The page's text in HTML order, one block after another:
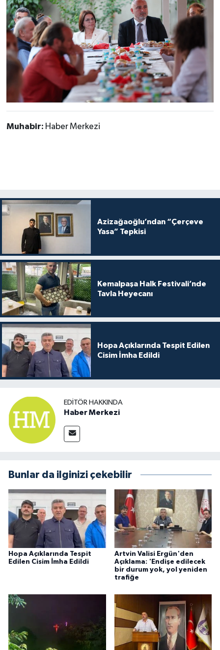
Muhabir: Haber Merkezi
Azizağaoğlu’ndan “Çerçeve
Yasa” Tepkisi
Kemalpaşa Halk Festivali’nde
Tavla Heyecanı
Hopa Açıklarında Tespit Edilen
Cisim İmha Edildi
EDITÖR HAKKINDA
Haber Merkezi
Bunlar da ilginizi çekebilir
Hopa Açıklarında Tespit
Edilen Cisim İmha Edildi
Artvin Valisi Ergün'den
Açıklama: 'Endişe edilecek
bir durum yok, yol yeniden
trafiğe